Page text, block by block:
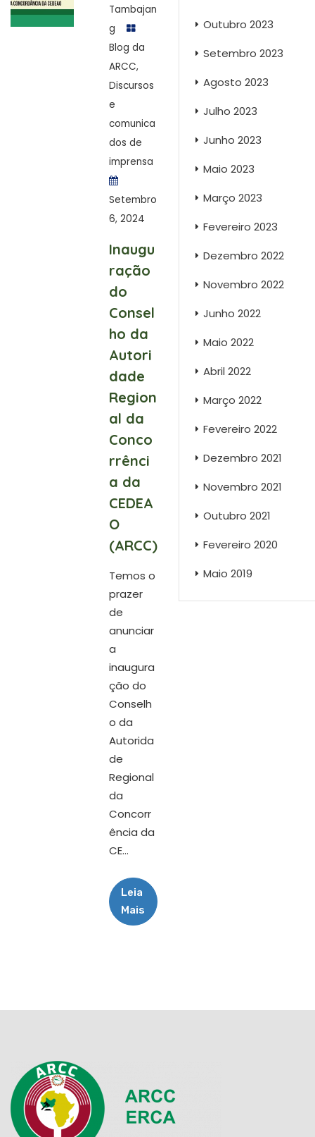
Tambajan
g
Blog da
ARCC,
Discursos
e
comunica
dos de
imprensa
Setembro
6, 2024
Inaugu
ração
do
Consel
ho da
Autori
dade
Region
al da
Conco
rrênci
a da
CEDEA
O
(ARCC)
Temos o
prazer
de
anunciar
a
inaugura
ção do
Conselh
o da
Autorida
de
Regional
da
Concorr
ência da
CE...
Leia
Mais
Outubro 2023
Setembro 2023
Agosto 2023
Julho 2023
Junho 2023
Maio 2023
Março 2023
Fevereiro 2023
Dezembro 2022
Novembro 2022
Junho 2022
Maio 2022
Abril 2022
Março 2022
Fevereiro 2022
Dezembro 2021
Novembro 2021
Outubro 2021
Fevereiro 2020
Maio 2019